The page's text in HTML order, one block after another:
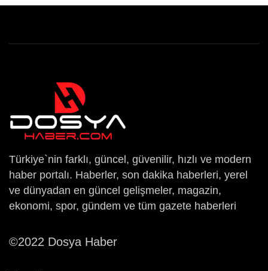
Türkiye`nin farklı, güncel, güvenilir, hızlı ve modern
haber portalı. Haberler, son dakika haberleri, yerel
ve dünyadan en güncel gelişmeler, magazin,
ekonomi, spor, gündem ve tüm gazete haberleri
©2022 Dosya Haber